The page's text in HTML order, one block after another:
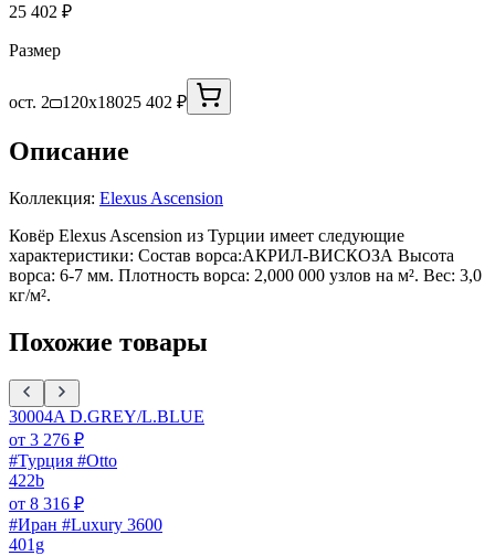
25 402 ₽
Размер
ост. 2 120x18025 402 ₽
Описание
Коллекция: Elexus Ascension
Ковёр Elexus Ascension из Турции имеет следующие
характеристики: Состав ворса:АКРИЛ-ВИСКОЗА Высота
ворса: 6-7 мм. Плотность ворса: 2,000 000 узлов на м². Вес: 3,0
кг/м².
Похожие товары
30004A D.GREY/L.BLUE
от 3 276 ₽
#Турция #Otto
422b
от 8 316 ₽
#Иран #Luxury 3600
401g